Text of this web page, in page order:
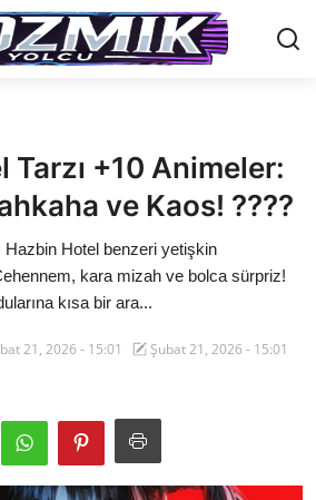
Tarzı +10 Animeler:
ve Kaos! ????
Hazbin Hotel benzeri yetişkin
kara mizah ve bolca sürpriz!
kısa bir ara...
21, 2026 - 15:01
Şubat 21, 2026 - 15:01